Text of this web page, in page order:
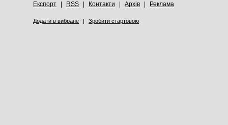
Експорт RSS Контакти Архів Реклама
Додати в вибране | Зробити стартовою